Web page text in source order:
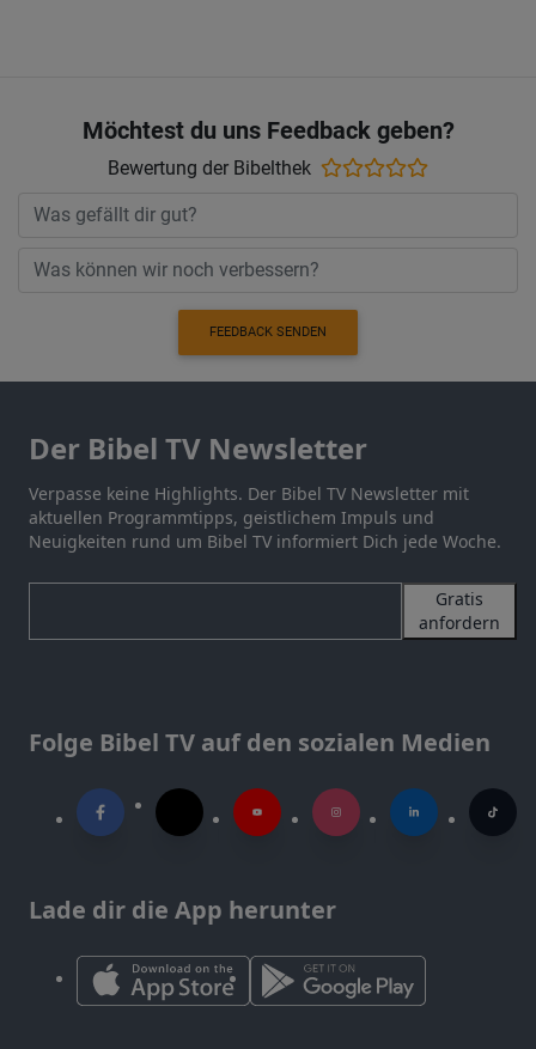
Möchtest du uns Feedback geben?
Bewertung der Bibelthek
FEEDBACK SENDEN
Der Bibel TV Newsletter
Verpasse keine Highlights. Der Bibel TV Newsletter mit
aktuellen Programmtipps, geistlichem Impuls und
Neuigkeiten rund um Bibel TV informiert Dich jede Woche.
Gratis
anfordern
Folge Bibel TV auf den sozialen Medien
Lade dir die App herunter